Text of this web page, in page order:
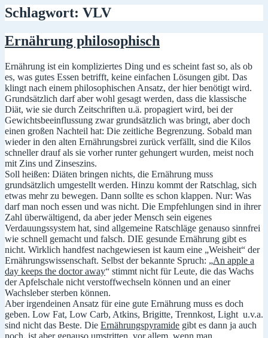
Schlagwort: VLV
Ernährung philosophisch
Ernährung ist ein kompliziertes Ding und es scheint fast so, als ob
es, was gutes Essen betrifft, keine einfachen Lösungen gibt. Das
klingt nach einem philosophischen Ansatz, der hier benötigt wird.
Grundsätzlich darf aber wohl gesagt werden, dass die klassische
Diät, wie sie durch Zeitschriften u.ä. propagiert wird, bei der
Gewichtsbeeinflussung zwar grundsätzlich was bringt, aber doch
einen großen Nachteil hat: Die zeitliche Begrenzung. Sobald man
wieder in den alten Ernährungsbrei zurück verfällt, sind die Kilos
schneller drauf als sie vorher runter gehungert wurden, meist noch
mit Zins und Zinseszins.
Soll heißen: Diäten bringen nichts, die Ernährung muss
grundsätzlich umgestellt werden. Hinzu kommt der Ratschlag, sich
etwas mehr zu bewegen. Dann sollte es schon klappen. Nur: Was
darf man noch essen und was nicht. Die Empfehlungen sind in ihrer
Zahl überwältigend, da aber jeder Mensch sein eigenes
Verdauungssystem hat, sind allgemeine Ratschläge genauso sinnfrei
wie schnell gemacht und falsch. DIE gesunde Ernährung gibt es
nicht. Wirklich handfest nachgewiesen ist kaum eine „Weisheit“ der
Ernährungswissenschaft. Selbst der bekannte Spruch: „An apple a
day keeps the doctor away“ stimmt nicht für Leute, die das Wachs
der Apfelschale nicht verstoffwechseln können und an einer
Wachsleber sterben können.
Aber irgendeinen Ansatz für eine gute Ernährung muss es doch
geben. Low Fat, Low Carb, Atkins, Brigitte, Trennkost, Light u.v.a.
sind nicht das Beste. Die Ernährungspyramide gibt es dann ja auch
noch, ist aber genauso umstritten, vor allem, wenn man